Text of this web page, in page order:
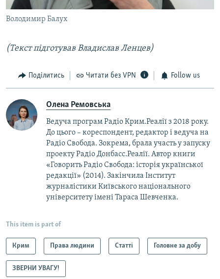
Володимир Балух
(Текст підготував Владислав Ленцев)​
Поділитись Читати без VPN Follow us
Олена Ремовська
Ведуча програм Радіо Крим.Реалії з 2018 року.
До цього – кореспондент, редактор і ведуча на
Радіо Свобода. Зокрема, брала участь у запуску
проекту Радіо Донбасс.Реалії. Автор книги
«Говорить Радіо Свобода: iсторія української
редакції» (2014). Закінчила Інститут
журналістики Київського національного
університету імені Тараса Шевченка.
This item is part of
Крим Права людини Статті Головне за добу
ЗВЕРНИ УВАГУ!